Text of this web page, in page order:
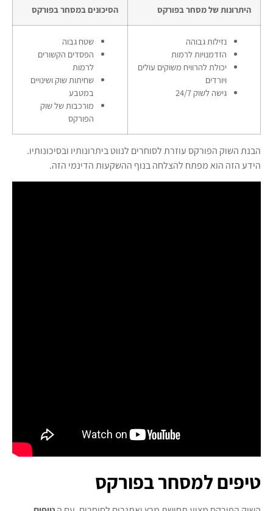
היתרונות של מסחר בפורקס הסיכונים במסחר בפורקס
נזילות גבוהה
הזדמנויות לרמות
יכולת להרוויח משוקים עולים
ויורדים
גישה לשוק 24/7
שטח גבוה
הפסדים הקשורים
לרמות
שחיתות שוק ושינויים
במטבע
מורכבות של שוק
הפורקס
הבנת השוק הפורקס עוזרת לסוחרים לנווט ביתרונותיו ובסיכונותיו.
הידע הזה הוא מפתח להצלחה בנוף ההשקעות הדינמי הזה.
טיפים למסחר בפורקס